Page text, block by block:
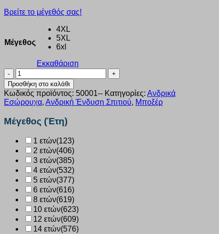
Βρείτε το μέγεθός σας!
Μέγεθος
4XL
5XL
6xl
Εκκαθάριση
Μπόξερ
ανδρικό
Plus
Size
Mad
Box
μαύρα
50001
ποσότητα
Προσθήκη στο καλάθι
Κωδικός προϊόντος: 50001-- Κατηγορίες: Ανδρικά
Εσώρουχα, Ανδρική Ένδυση Σπιτιού, Μποξέρ
Μέγεθος (Έτη)
1 ετών(123)
2 ετών(406)
3 ετών(385)
4 ετών(532)
5 ετών(377)
6 ετών(616)
8 ετών(619)
10 ετών(623)
12 ετών(609)
14 ετών(576)